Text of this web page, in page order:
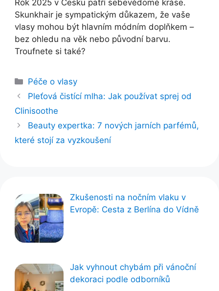
Rok 2025 v Česku patří sebevědomé kráse.
Skunkhair je sympatickým důkazem, že vaše
vlasy mohou být hlavním módním doplňkem –
bez ohledu na věk nebo původní barvu.
Troufnete si také?
Rubriky
Péče o vlasy
Pleťová čistící mlha: Jak používat sprej od
Clinisoothe
Beauty expertka: 7 nových jarních parfémů,
které stojí za vyzkoušení
Zkušenosti na nočním vlaku v
Evropě: Cesta z Berlína do Vídně
Jak vyhnout chybám při vánoční
dekoraci podle odborníků